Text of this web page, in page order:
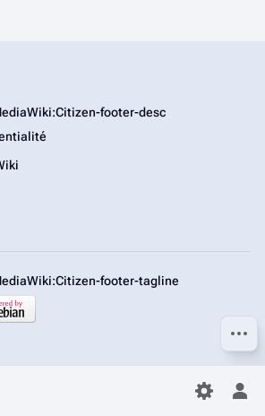
recherche
le menu
footer-desc
footer-tagline